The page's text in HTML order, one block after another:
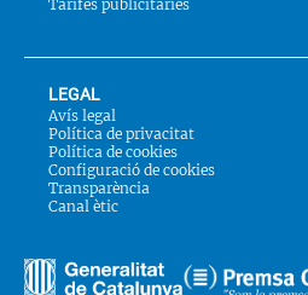
Tarifes publicitàries
LEGAL
Avís legal
Política de privacitat
Política de cookies
Configuració de cookies
Transparència
Canal ètic